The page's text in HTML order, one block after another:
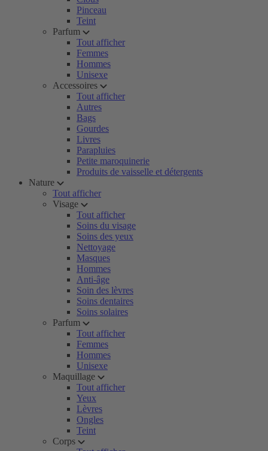
Pinceau
Teint
Parfum
Tout afficher
Femmes
Hommes
Unisexe
Accessoires
Tout afficher
Autres
Bags
Gourdes
Livres
Parapluies
Petite maroquinerie
Produits de vaisselle et détergents
Nature
Tout afficher
Visage
Tout afficher
Soins du visage
Soins des yeux
Nettoyage
Masques
Hommes
Anti-âge
Soin des lèvres
Soins dentaires
Soins solaires
Parfum
Tout afficher
Femmes
Hommes
Unisexe
Maquillage
Tout afficher
Yeux
Lèvres
Ongles
Teint
Corps